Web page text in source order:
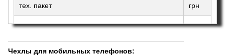
тех. пакет
грн
Керамическое защитное стекло для Realme
116
Чехлы для мобильных телефонов: